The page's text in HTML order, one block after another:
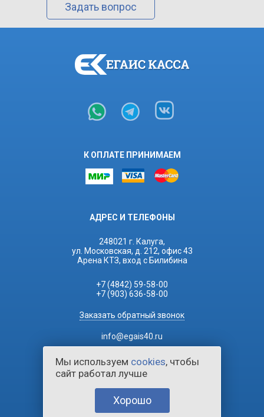
Задать вопрос
К ОПЛАТЕ ПРИНИМАЕМ
АДРЕС И ТЕЛЕФОНЫ
248021 г. Калуга,
ул. Московская, д. 212, офис 43
Арена КТЗ, вход с Билибина
+7 (4842) 59-58-00
+7 (903) 636-58-00
Заказать обратный звонок
info@egais40.ru
2026 © ЕГАИС Касса.
Все права защищены.
Мы используем cookies, чтобы
сайт работал лучше
Хорошо